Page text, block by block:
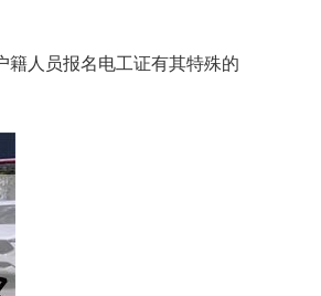
籍人员报名电工证有其特殊的